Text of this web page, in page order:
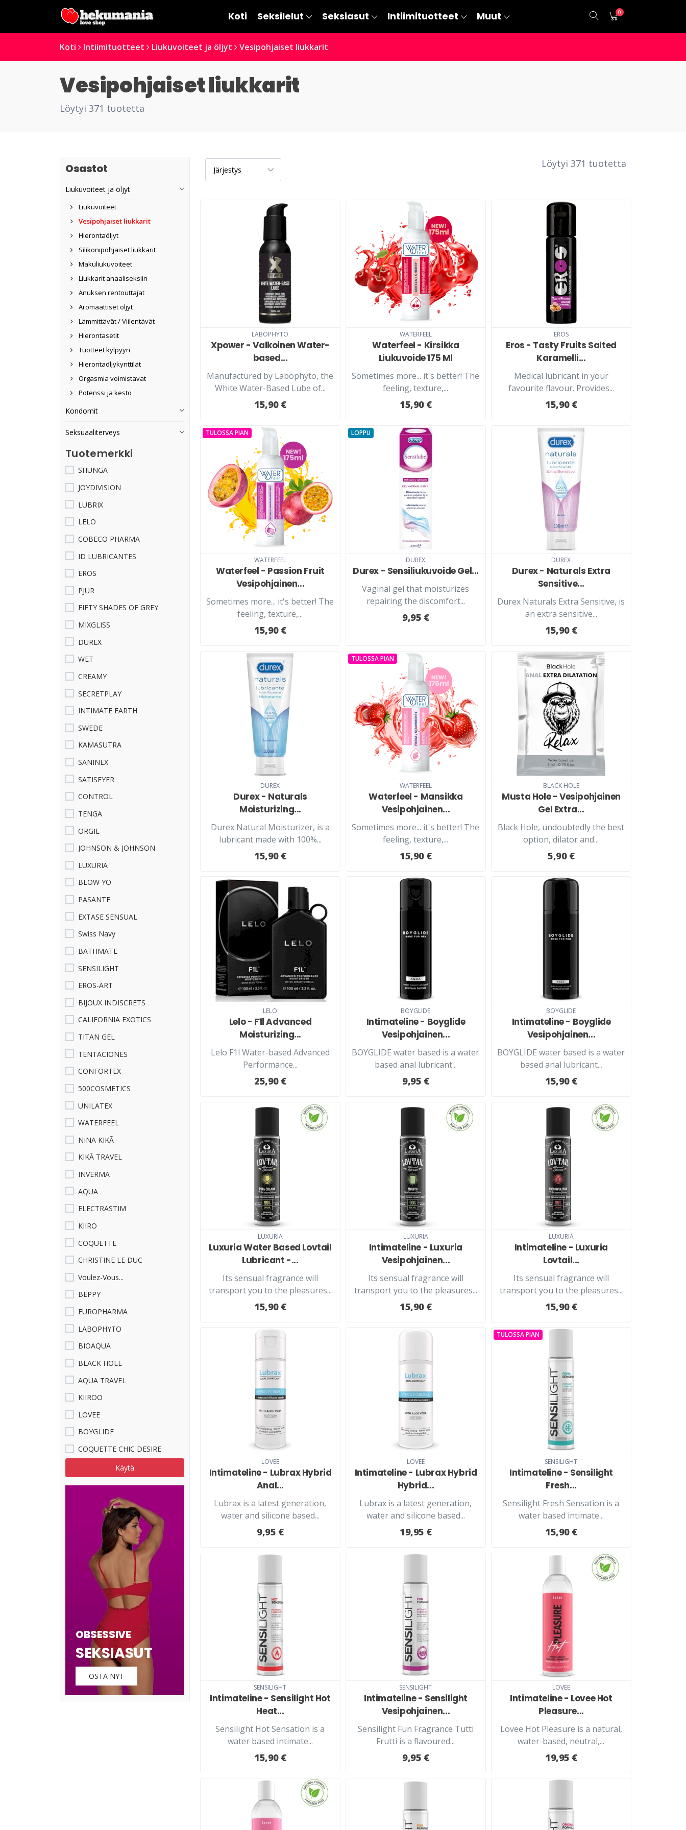
Koti Seksilelut Seksiasut Intiimituotteet Muut 0
Koti Intiimituotteet Liukuvoiteet ja öljyt Vesipohjaiset liukkarit
Vesipohjaiset liukkarit
Löytyi 371 tuotetta
Löytyi 371 tuotetta
LABOPHYTO
Xpower - Valkoinen Water-
based...
Manufactured by Labophyto, the
White Water-Based Lube of...
LISÄÄ KORIIN
15,90 €
WATERFEEL
Waterfeel - Kirsikka
Liukuvoide 175 Ml
Sometimes more... it's better! The
feeling, texture,...
LISÄÄ KORIIN
15,90 €
EROS
Eros - Tasty Fruits Salted
Karamelli...
Medical lubricant in your
favourite flavour. Provides...
LISÄÄ KORIIN
15,90 €
TULOSSA PIAN
WATERFEEL
Waterfeel - Passion Fruit
Vesipohjainen...
Sometimes more... it's better! The
feeling, texture,...
LUE LISÄÄ
15,90 €
LOPPU
DUREX
Durex - Sensiliukuvoide Gel...
Vaginal gel that moisturizes
repairing the discomfort...
LUE LISÄÄ
9,95 €
DUREX
Durex - Naturals Extra
Sensitive...
Durex Naturals Extra Sensitive, is
an extra sensitive...
LISÄÄ KORIIN
15,90 €
DUREX
Durex - Naturals
Moisturizing...
Durex Natural Moisturizer, is a
lubricant made with 100%...
LISÄÄ KORIIN
15,90 €
TULOSSA PIAN
WATERFEEL
Waterfeel - Mansikka
Vesipohjainen...
Sometimes more... it's better! The
feeling, texture,...
LUE LISÄÄ
15,90 €
BLACK HOLE
Musta Hole - Vesipohjainen
Gel Extra...
Black Hole, undoubtedly the best
option, dilator and...
LISÄÄ KORIIN
5,90 €
LELO
Lelo - F1l Advanced
Moisturizing...
Lelo F1l Water-based Advanced
Performance...
LISÄÄ KORIIN
25,90 €
BOYGLIDE
Intimateline - Boyglide
Vesipohjainen...
BOYGLIDE water based is a water
based anal lubricant...
LISÄÄ KORIIN
9,95 €
BOYGLIDE
Intimateline - Boyglide
Vesipohjainen...
BOYGLIDE water based is a water
based anal lubricant...
LISÄÄ KORIIN
15,90 €
LUXURIA
Luxuria Water Based Lovtail
Lubricant -...
Its sensual fragrance will
transport you to the pleasures...
LISÄÄ KORIIN
15,90 €
LUXURIA
Intimateline - Luxuria
Vesipohjainen...
Its sensual fragrance will
transport you to the pleasures...
LISÄÄ KORIIN
15,90 €
LUXURIA
Intimateline - Luxuria
Lovtail...
Its sensual fragrance will
transport you to the pleasures...
LISÄÄ KORIIN
15,90 €
LOVEE
Intimateline - Lubrax Hybrid
Anal...
Lubrax is a latest generation,
water and silicone based...
LISÄÄ KORIIN
9,95 €
LOVEE
Intimateline - Lubrax Hybrid
Hybrid...
Lubrax is a latest generation,
water and silicone based...
LISÄÄ KORIIN
19,95 €
TULOSSA PIAN
SENSILIGHT
Intimateline - Sensilight
Fresh...
Sensilight Fresh Sensation is a
water based intimate...
LUE LISÄÄ
15,90 €
SENSILIGHT
Intimateline - Sensilight Hot
Heat...
Sensilight Hot Sensation is a
water based intimate...
LISÄÄ KORIIN
15,90 €
SENSILIGHT
Intimateline - Sensilight
Vesipohjainen...
Sensilight Fun Fragrance Tutti
Frutti is a flavoured...
LISÄÄ KORIIN
9,95 €
LOVEE
Intimateline - Lovee Hot
Pleasure...
Lovee Hot Pleasure is a natural,
water-based, neutral,...
LISÄÄ KORIIN
19,95 €
Osastot
Liukuvoiteet ja öljyt
Liukuvoiteet
Vesipohjaiset liukkarit
Hierontaöljyt
Silikonipohjaiset liukkarit
Makuliukuvoiteet
Liukkarit anaaliseksiin
Anuksen rentouttajat
Aromaattiset öljyt
Lämmittävät / Viilentävät
Hierontasetit
Tuotteet kylpyyn
Hierontaöljykynttilät
Orgasmia voimistavat
Potenssi ja kesto
Kondomit
Seksuaaliterveys
Tuotemerkki
SHUNGA
JOYDIVISION
LUBRIX
LELO
COBECO PHARMA
ID LUBRICANTES
EROS
PJUR
FIFTY SHADES OF GREY
MIXGLISS
DUREX
WET
CREAMY
SECRETPLAY
INTIMATE EARTH
SWEDE
KAMASUTRA
SANINEX
SATISFYER
CONTROL
TENGA
ORGIE
JOHNSON & JOHNSON
LUXURIA
BLOW YO
PASANTE
EXTASE SENSUAL
Swiss Navy
BATHMATE
SENSILIGHT
EROS-ART
BIJOUX INDISCRETS
CALIFORNIA EXOTICS
TITAN GEL
TENTACIONES
CONFORTEX
500COSMETICS
UNILATEX
WATERFEEL
NINA KIKÃ
KIKÃ TRAVEL
INVERMA
AQUA
ELECTRASTIM
KIIRO
COQUETTE
CHRISTINE LE DUC
Voulez-Vous...
BEPPY
EUROPHARMA
LABOPHYTO
BIOAQUA
BLACK HOLE
AQUA TRAVEL
KIIROO
LOVEE
BOYGLIDE
COQUETTE CHIC DESIRE
Käytä
OBSESSIVE
SEKSIASUT
OSTA NYT